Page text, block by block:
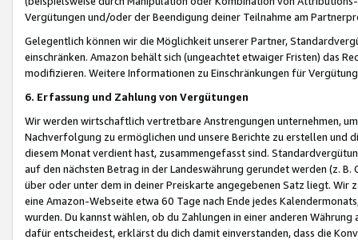
Vergütungen und/oder der Beendigung deiner Teilnahme am
Gelegentlich können wir die Möglichkeit unserer Partner,
einschränken. Amazon behält sich (ungeachtet etwaiger Fristen) das
modifizieren. Weitere Informationen zu Einschränkungen für
6. Erfassung und Zahlung von Vergütungen
Wir werden wirtschaftlich vertretbare Anstrengungen unternehmen,
Nachverfolgung zu ermöglichen und unsere Berichte zu erstellen und
diesem Monat verdient hast, zusammengefasst sind.
auf den nächsten Betrag in der Landeswährung gerundet werden (z.
über oder unter dem in deiner Preiskarte angegebenen Satz liegt.
eine Amazon-Webseite etwa 60 Tage nach Ende jedes
wurden. Du kannst wählen, ob du Zahlungen in einer anderen
dafür entscheidest, erklärst du dich damit einverstanden, dass die